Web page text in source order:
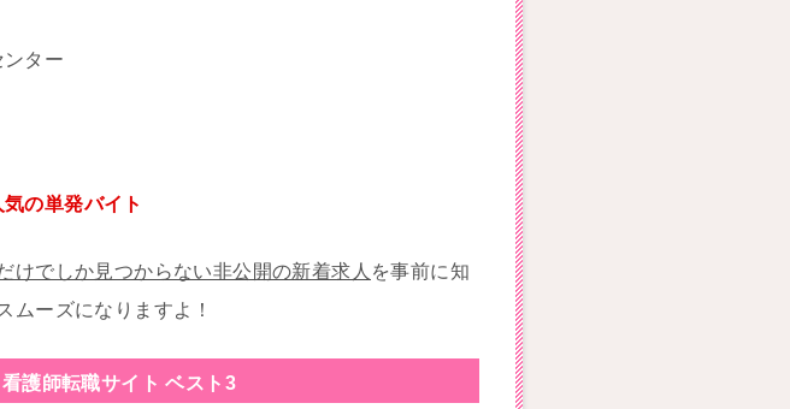
ター
気の単発バイト
けでしか見つからない非公開の新着求人 を事前に知
ムーズになりますよ！
看護師転職サイト ベスト3